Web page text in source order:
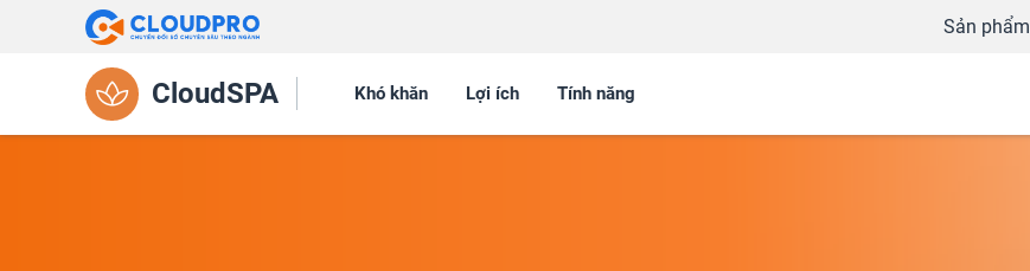
Sản phẩm
CloudSPA Khó khăn Lợi ích Tính năng